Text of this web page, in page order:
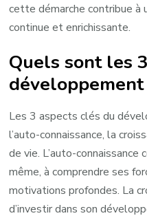
cette démarche contribue à
continue et enrichissante.
Quels sont les
Les 3 aspects clés du
l’auto-connaissance, la
de vie. L’auto-
même, à comprendre ses
motivations profondes. La
d’investir dans son